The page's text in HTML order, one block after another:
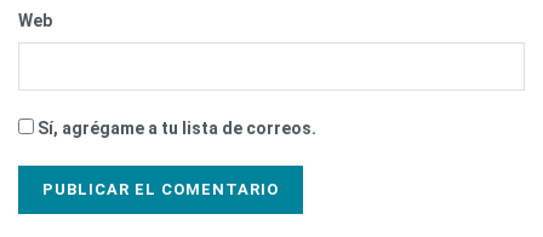
Web
Sí, agrégame a tu lista de correos.